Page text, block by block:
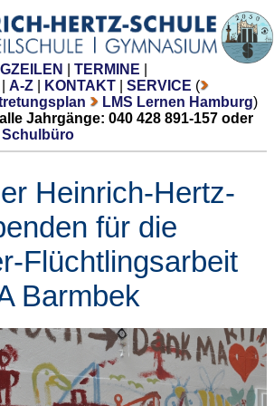
TERMINE
A-Z KONTAKT SERVICE (
LMS Lernen Hamburg)
Jahrgänge: 040 428 891-157 oder
Schulbüro
Heinrich-Hertz-
für die
Flüchtlingsarbeit
Barmbek